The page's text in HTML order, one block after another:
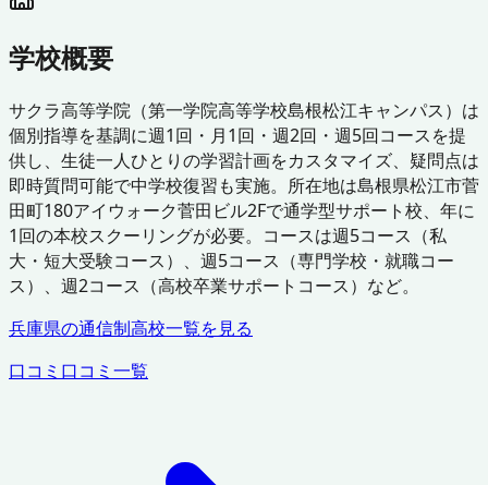
学校概要
サクラ高等学院（第一学院高等学校島根松江キャンパス）は
個別指導を基調に週1回・月1回・週2回・週5回コースを提
供し、生徒一人ひとりの学習計画をカスタマイズ、疑問点は
即時質問可能で中学校復習も実施。所在地は島根県松江市菅
田町180アイウォーク菅田ビル2Fで通学型サポート校、年に
1回の本校スクーリングが必要。コースは週5コース（私
大・短大受験コース）、週5コース（専門学校・就職コー
ス）、週2コース（高校卒業サポートコース）など。
兵庫県の通信制高校一覧を見る
口コミ 口コミ一覧